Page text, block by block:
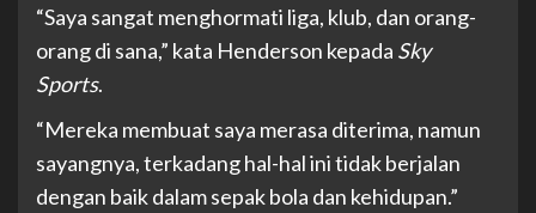
“Saya sangat menghormati liga, klub, dan orang-
orang di sana,” kata Henderson kepada Sky
Sports.
“Mereka membuat saya merasa diterima, namun
sayangnya, terkadang hal-hal ini tidak berjalan
dengan baik dalam sepak bola dan kehidupan.”